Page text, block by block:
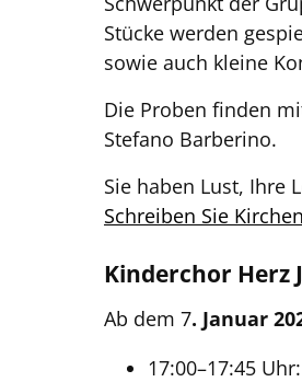
Stücke werden
sowie auch kleine
Die Proben finden
Stefano Barberino.
Sie haben Lust, Ihre
Schreiben Sie
Kinderchor Herz
Ab dem 7. Januar
17:00–17:45